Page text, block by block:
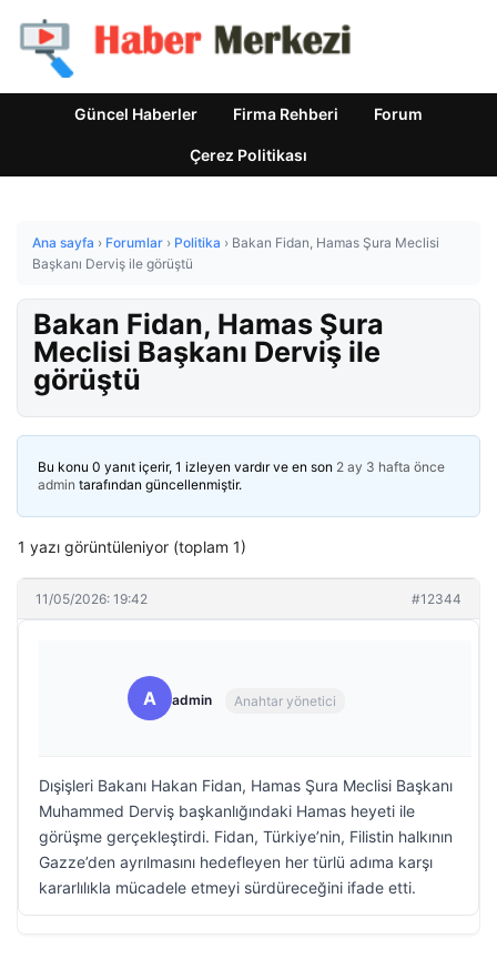
Güncel Haberler Firma Rehberi Forum
Çerez Politikası
Ana sayfa › Forumlar › Politika › Bakan Fidan, Hamas Şura Meclisi
Başkanı Derviş ile görüştü
Bakan Fidan, Hamas Şura
Meclisi Başkanı Derviş ile
görüştü
Bu konu 0 yanıt içerir, 1 izleyen vardır ve en son 2 ay 3 hafta önce
admin tarafından güncellenmiştir.
1 yazı görüntüleniyor (toplam 1)
11/05/2026: 19:42 #12344
A admin Anahtar yönetici
Dışişleri Bakanı Hakan Fidan, Hamas Şura Meclisi Başkanı
Muhammed Derviş başkanlığındaki Hamas heyeti ile
görüşme gerçekleştirdi. Fidan, Türkiye’nin, Filistin halkının
Gazze’den ayrılmasını hedefleyen her türlü adıma karşı
kararlılıkla mücadele etmeyi sürdüreceğini ifade etti.